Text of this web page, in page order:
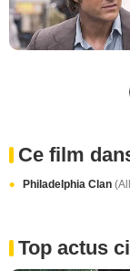
Ce film
Philadelphia Clan
Top actus